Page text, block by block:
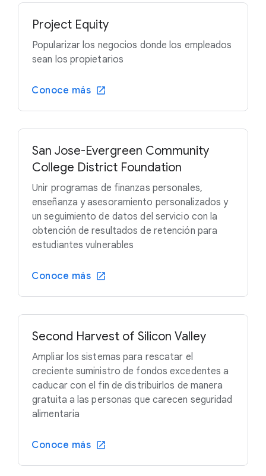
Project Equity
Popularizar los negocios donde los empleados
sean los propietarios
Conoce más
San Jose-Evergreen Community
College District Foundation
Unir programas de finanzas personales,
enseñanza y asesoramiento personalizados y
un seguimiento de datos del servicio con la
obtención de resultados de retención para
estudiantes vulnerables
Conoce más
Second Harvest of Silicon Valley
Ampliar los sistemas para rescatar el
creciente suministro de fondos excedentes a
caducar con el fin de distribuirlos de manera
gratuita a las personas que carecen seguridad
alimentaria
Conoce más